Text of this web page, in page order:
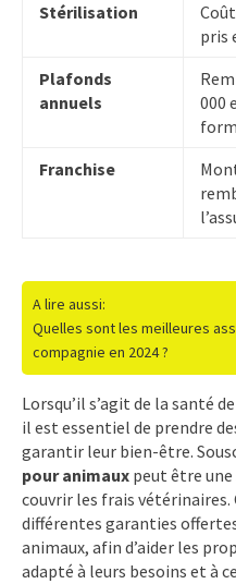
Stérilisation
pris
Plafonds
annuels
000
Franchise
A lire aussi:
Quelles sont les meilleures
compagnie en 2024 ?
Lorsqu’il s’agit de la santé
il est essentiel de prendre
garantir leur bien-être.
pour animaux peut être
couvrir les frais
différentes garanties
animaux, afin d’aider les
adapté à leurs besoins et à